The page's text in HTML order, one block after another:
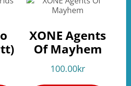
XONE Agents
Of Mayhem
100.00kr